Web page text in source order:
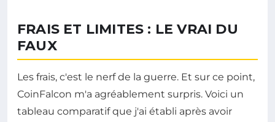
FRAIS ET LIMITES : LE VRAI DU
FAUX
Les frais, c'est le nerf de la guerre. Et sur ce point,
CoinFalcon m'a agréablement surpris. Voici un
tableau comparatif que j'ai établi après avoir